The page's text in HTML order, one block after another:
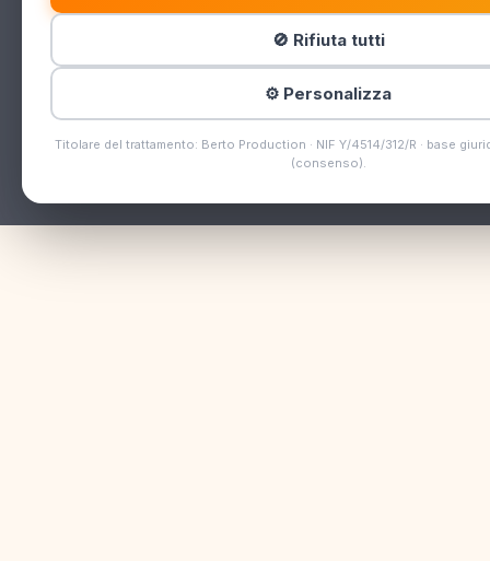
🚫 Rifiuta tutti
⚙️ Personalizza
Titolare del trattamento: Berto Production · NIF Y/4514/312/R · base
(consenso).